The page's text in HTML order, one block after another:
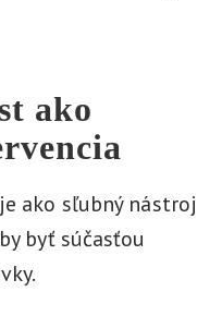
ako
ako sľubný nástroj
byť súčasťou